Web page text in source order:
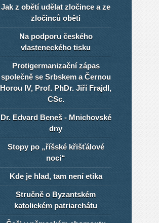
Jak z obětí udělat zločince a ze
zločinců oběti
Na podporu českého
vlasteneckého tisku
Protigermanizační zápas
společně se Srbskem a Černou
Horou IV, Prof. PhDr. Jiří Frajdl,
CSc.
Dr. Edvard Beneš - Mnichovské
dny
Stopy po „říšské křišťálové
noci“
Kde je hlad, tam není etika
Stručně o Byzantském
katolickém patriarchátu